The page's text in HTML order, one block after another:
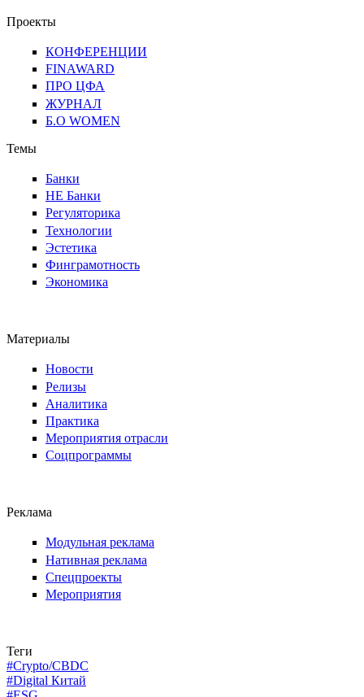
Проекты
КОНФЕРЕНЦИИ
FINAWARD
ПРО ЦФА
ЖУРНАЛ
Б.О WOMEN
Темы
Банки
НЕ Банки
Регуляторика
Технологии
Эстетика
Финграмотность
Экономика
Материалы
Новости
Релизы
Аналитика
Практика
Мероприятия отрасли
Соцпрограммы
Реклама
Модульная реклама
Нативная реклама
Спецпроекты
Мероприятия
Теги
#Crypto/CBDC
#Digital Китай